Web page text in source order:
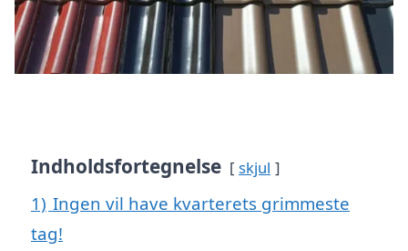
Indholdsfortegnelse skjul
1) Ingen vil have kvarterets grimmeste
tag!